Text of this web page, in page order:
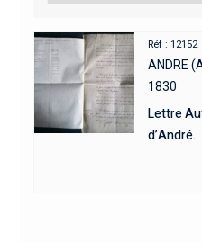
Réf : 12152
ANDRE
1830
Lettre
d’André.